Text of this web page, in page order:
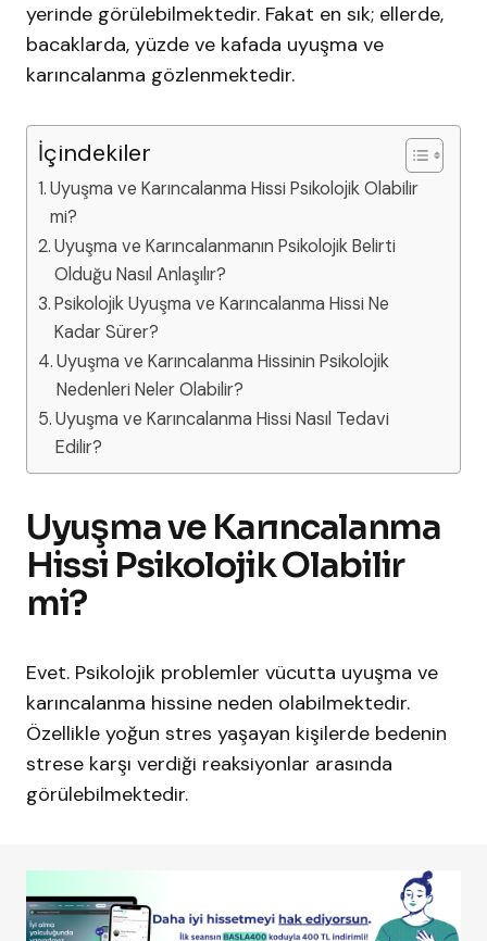
yerinde görülebilmektedir. Fakat en sık; ellerde,
bacaklarda, yüzde ve kafada uyuşma ve
karıncalanma gözlenmektedir.
İçindekiler
Uyuşma ve Karıncalanma Hissi Psikolojik Olabilir
mi?
Uyuşma ve Karıncalanmanın Psikolojik Belirti
Olduğu Nasıl Anlaşılır?
Psikolojik Uyuşma ve Karıncalanma Hissi Ne
Kadar Sürer?
Uyuşma ve Karıncalanma Hissinin Psikolojik
Nedenleri Neler Olabilir?
Uyuşma ve Karıncalanma Hissi Nasıl Tedavi
Edilir?
Uyuşma ve Karıncalanma
Hissi Psikolojik Olabilir
mi?
Evet. Psikolojik problemler vücutta uyuşma ve
karıncalanma hissine neden olabilmektedir.
Özellikle yoğun stres yaşayan kişilerde bedenin
strese karşı verdiği reaksiyonlar arasında
görülebilmektedir.